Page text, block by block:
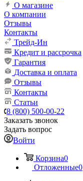
О магазине
О компании
Отзывы
Контакты
Трейд-Ин
Кредит и рассрочка
Гарантия
Доставка и оплата
Отзывы
Контакты
Статьи
8 (800) 500-00-22
Заказать звонок
Задать вопрос
Войти
Корзина0
Отложенные0